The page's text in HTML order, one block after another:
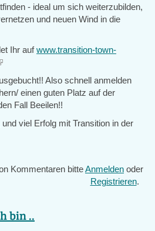
- ideal um sich weiterzubilden,
und neuen Wind in die
Ihr aufwww.transition-town-
Also schnell anmelden
einen guten Platz auf der
Fall Beeilen!!
viel Erfolg mit Transition in der
Kommentaren bitteAnmelden oder
Registrieren.
bin ..